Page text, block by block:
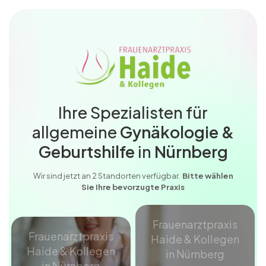
Ihre Spezialisten für
allgemeine Gynäkologie &
Geburtshilfe in Nürnberg
Wir sind jetzt an 2 Standorten verfügbar. Bitte wählen
Sie Ihre bevorzugte Praxis
Frauenarztpraxis
Haide & Kollegen
Frauenarztpraxis
Haide & Kollegen
in Nürnberg